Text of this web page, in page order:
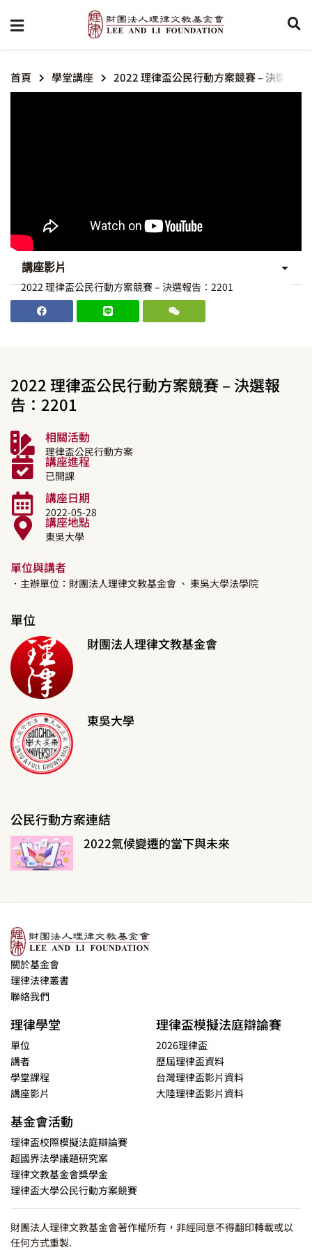
首頁 學堂講座 2022 理律盃公民行動方案競賽 – 決選報告
講座影片
2022 理律盃公民行動方案競賽 – 決選報告：2201
2022 理律盃公民行動方案競賽 – 決選報
告：2201
相關活動
理律盃公民行動方案
講座進程
已開課
講座日期
2022-05-28
講座地點
東吳大學
單位與講者
．主辦單位：財團法人理律文教基金會 、 東吳大學法學院
單位
財團法人理律文教基金會
東吳大學
公民行動方案連結
2022氣候變遷的當下與未來
關於基金會
理律法律叢書
聯絡我們
理律學堂
單位
講者
學堂課程
講座影片
理律盃模擬法庭辯論賽
2026理律盃
歷屆理律盃資料
台灣理律盃影片資料
大陸理律盃影片資料
基金會活動
理律盃校際模擬法庭辯論賽
超國界法學議題研究案
理律文教基金會獎學金
理律盃大學公民行動方案競賽
財團法人理律文教基金會著作權所有，非經同意不得翻印轉載或以
任何方式重製.